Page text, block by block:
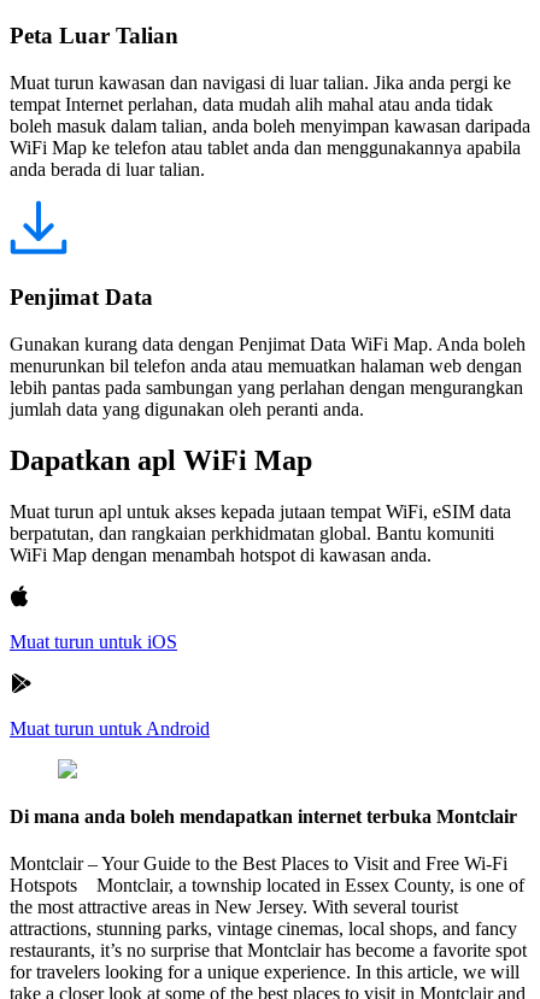
Peta Luar Talian
Muat turun kawasan dan navigasi di luar talian. Jika anda pergi ke
tempat Internet perlahan, data mudah alih mahal atau anda tidak
boleh masuk dalam talian, anda boleh menyimpan kawasan daripada
WiFi Map ke telefon atau tablet anda dan menggunakannya apabila
anda berada di luar talian.
Penjimat Data
Gunakan kurang data dengan Penjimat Data WiFi Map. Anda boleh
menurunkan bil telefon anda atau memuatkan halaman web dengan
lebih pantas pada sambungan yang perlahan dengan mengurangkan
jumlah data yang digunakan oleh peranti anda.
Dapatkan apl WiFi Map
Muat turun apl untuk akses kepada jutaan tempat WiFi, eSIM data
berpatutan, dan rangkaian perkhidmatan global. Bantu komuniti
WiFi Map dengan menambah hotspot di kawasan anda.
Muat turun untuk iOS
Muat turun untuk Android
Di mana anda boleh mendapatkan internet terbuka Montclair
Montclair – Your Guide to the Best Places to Visit and Free Wi-Fi
Hotspots Montclair, a township located in Essex County, is one of
the most attractive areas in New Jersey. With several tourist
attractions, stunning parks, vintage cinemas, local shops, and fancy
restaurants, it’s no surprise that Montclair has become a favorite spot
for travelers looking for a unique experience. In this article, we will
take a closer look at some of the best places to visit in Montclair and